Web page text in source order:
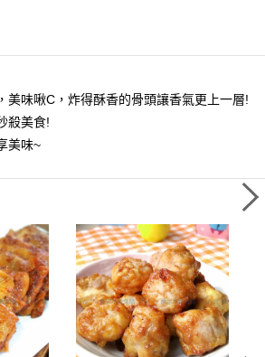
美味啾C，炸得酥香的骨頭讓香氣更上一層!
殺美食!
美味~